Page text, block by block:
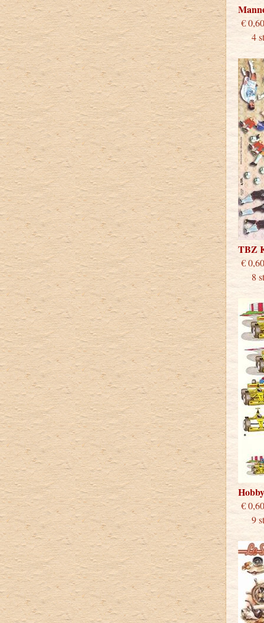
4
TBZ
8
9